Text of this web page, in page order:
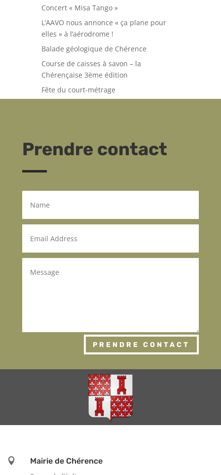
Concert « Misa Tango »
L’AAVO nous annonce « ça plane pour
elles » à l’aérodrome !
Balade géologique de Chérence
Course de caisses à savon – la
Chérençaise 3ème édition
Fête du court-métrage
Prendre contact
PRENDRE CONTACT

Mairie de Chérence